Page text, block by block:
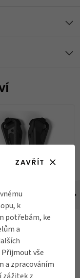
nářadí Knog Fang
DO KOŠÍKU
ZAVŘÍT
k
potřebám, ke
a
vše
a zpracováním